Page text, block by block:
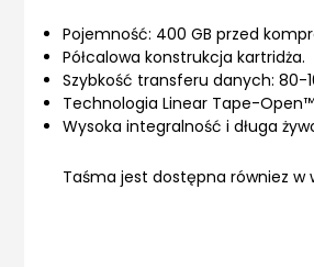
Pojemność: 400 GB przed
Półcalowa konstrukcja kartridża.
Szybkość transferu danych: 80-
Technologia Linear Tape-
Wysoka integralność i długa
Taśma jest dostępna równiez w